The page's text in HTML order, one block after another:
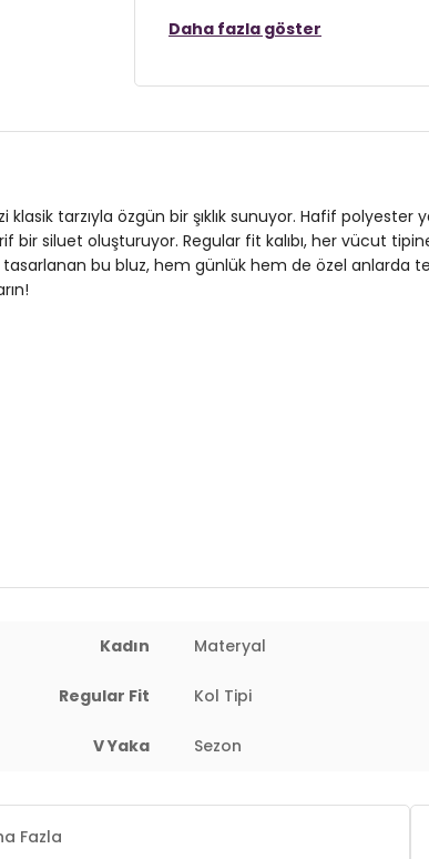
Giyim Tarzı:Klasik
Mevsim:Yazlık
Yaka Tipi:V Yaka
Kol Tipi:Balon Kol
Daha fazla göster
klasik tarzıyla özgün bir şıklık sunuyor. Hafif
bir siluet oluşturuyor. Regular fit kalıbı, her vücut
tasarlanan bu bluz, hem günlük hem de özel
Kadın Materyal
Regular Fit Kol Tipi
V Yaka Sezon
Fazla